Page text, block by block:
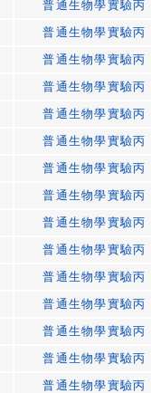
普通生物學實驗丙
普通生物學實驗丙
普通生物學實驗丙
普通生物學實驗丙
普通生物學實驗丙
普通生物學實驗丙
普通生物學實驗丙
普通生物學實驗丙
普通生物學實驗丙
普通生物學實驗丙
普通生物學實驗丙
普通生物學實驗丙
普通生物學實驗丙
普通生物學實驗丙
普通生物學實驗丙